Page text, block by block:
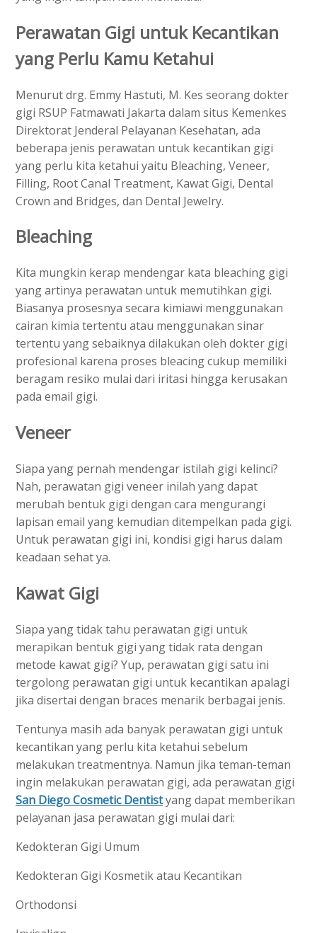
Perawatan Gigi untuk Kecantikan
yang Perlu Kamu Ketahui
Menurut drg. Emmy Hastuti, M. Kes seorang dokter
gigi RSUP Fatmawati Jakarta dalam situs Kemenkes
Direktorat Jenderal Pelayanan Kesehatan, ada
beberapa jenis perawatan untuk kecantikan gigi
yang perlu kita ketahui yaitu Bleaching, Veneer,
Filling, Root Canal Treatment, Kawat Gigi, Dental
Crown and Bridges, dan Dental Jewelry.
Bleaching
Kita mungkin kerap mendengar kata bleaching gigi
yang artinya perawatan untuk memutihkan gigi.
Biasanya prosesnya secara kimiawi menggunakan
cairan kimia tertentu atau menggunakan sinar
tertentu yang sebaiknya dilakukan oleh dokter gigi
profesional karena proses bleacing cukup memiliki
beragam resiko mulai dari iritasi hingga kerusakan
pada email gigi.
Veneer
Siapa yang pernah mendengar istilah gigi kelinci?
Nah, perawatan gigi veneer inilah yang dapat
merubah bentuk gigi dengan cara mengurangi
lapisan email yang kemudian ditempelkan pada gigi.
Untuk perawatan gigi ini, kondisi gigi harus dalam
keadaan sehat ya.
Kawat Gigi
Siapa yang tidak tahu perawatan gigi untuk
merapikan bentuk gigi yang tidak rata dengan
metode kawat gigi? Yup, perawatan gigi satu ini
tergolong perawatan gigi untuk kecantikan apalagi
jika disertai dengan braces menarik berbagai jenis.
Tentunya masih ada banyak perawatan gigi untuk
kecantikan yang perlu kita ketahui sebelum
melakukan treatmentnya. Namun jika teman-teman
ingin melakukan perawatan gigi, ada perawatan gigi
San Diego Cosmetic Dentistyang dapat memberikan
pelayanan jasa perawatan gigi mulai dari:
Kedokteran Gigi Umum
Kedokteran Gigi Kosmetik atau Kecantikan
Orthodonsi